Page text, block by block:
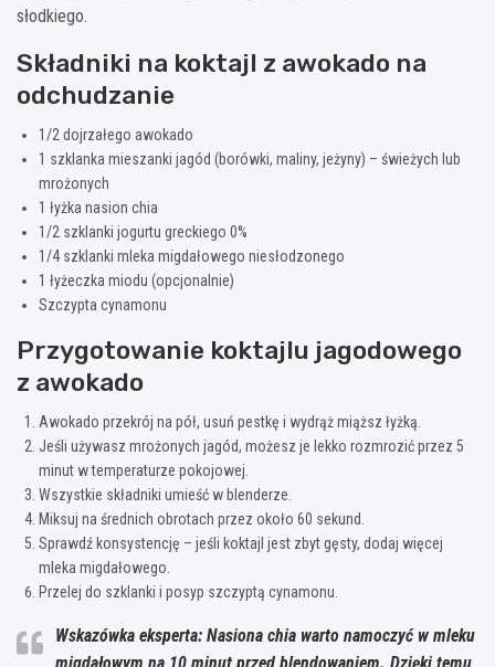
słodkiego.
Składniki na koktajl z awokado na
odchudzanie
1/2 dojrzałego awokado
1 szklanka mieszanki jagód (borówki, maliny, jeżyny) – świeżych lub
mrożonych
1 łyżka nasion chia
1/2 szklanki jogurtu greckiego 0%
1/4 szklanki mleka migdałowego niesłodzonego
1 łyżeczka miodu (opcjonalnie)
Szczypta cynamonu
Przygotowanie koktajlu jagodowego
z awokado
Awokado przekrój na pół, usuń pestkę i wydrąż miąższ łyżką.
Jeśli używasz mrożonych jagód, możesz je lekko rozmrozić przez 5
minut w temperaturze pokojowej.
Wszystkie składniki umieść w blenderze.
Miksuj na średnich obrotach przez około 60 sekund.
Sprawdź konsystencję – jeśli koktajl jest zbyt gęsty, dodaj więcej
mleka migdałowego.
Przelej do szklanki i posyp szczyptą cynamonu.
Wskazówka eksperta: Nasiona chia warto namoczyć w mleku